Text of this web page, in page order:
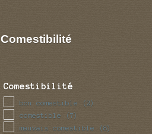
Comestibilité
Comestibilité
bon comestible (2)
comestible (7)
mauvais comestible (8)